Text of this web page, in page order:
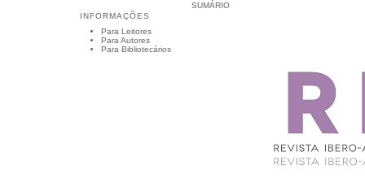
INFORMAÇÕES
Para Leitores
Para Autores
Para Bibliotecários
SUMÁRIO